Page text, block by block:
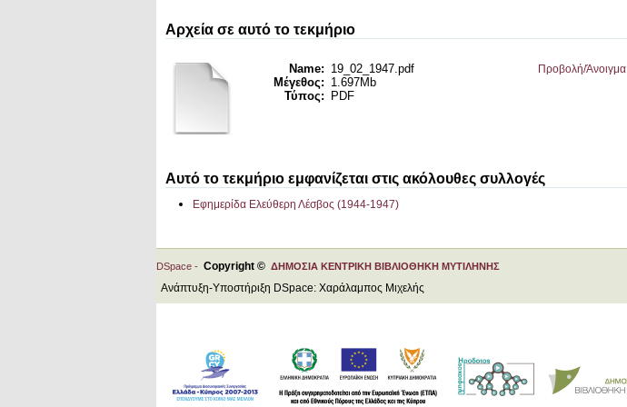
Αρχεία σε αυτό το τεκμήριο
Name: 19_02_1947.pdf
Μέγεθος: 1.697Mb
Τύπος:
PDF
Προβολή/Άνοιγμα
Αυτό το τεκμήριο εμφανίζεται στις ακόλουθες συλλογές
Εφημερίδα Ελεύθερη Λέσβος (1944-1947)
DSpace - Copyright © ΔΗΜΟΣΙΑ ΚΕΝΤΡΙΚΗ ΒΙΒΛΙΟΘΗΚΗ ΜΥΤΙΛΗΝΗΣ
Ανάπτυξη-Υποστήριξη DSpace: Χαράλαμπος Μιχελής